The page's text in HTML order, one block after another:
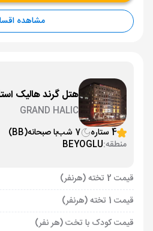
مشاهده
هتل گرند هالیک
GRAND HALIC
4 ستاره
7 شب با صبحانه(BB)
منطقه:BEYOGLU
قیمت 2 تخته (هرنفر)
قیمت 1 تخته (هرنفر)
قیمت کودک با تخت (هر نفر)